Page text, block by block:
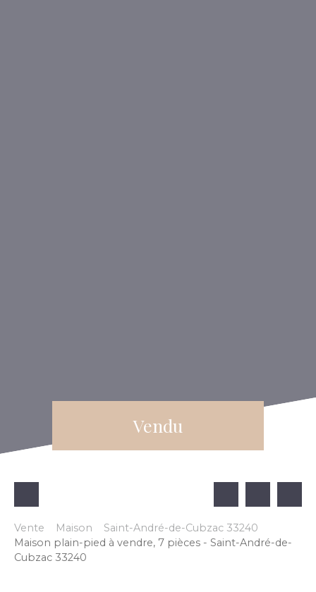
Vendu
Vente Maison
Saint-André-de-Cubzac 33240
Maison plain-pied à vendre, 7 pièces - Saint-André-de-
Cubzac 33240